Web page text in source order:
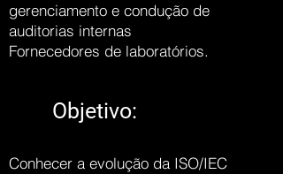
gerenciamento e condução de
auditorias internas
Fornecedores de laboratórios.
Objetivo:
Conhecer a evolução da ISO/IEC